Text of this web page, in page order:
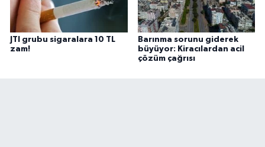
JTI grubu sigaralara 10 TL
zam!
Barınma sorunu giderek
büyüyor: Kiracılardan acil
çözüm çağrısı